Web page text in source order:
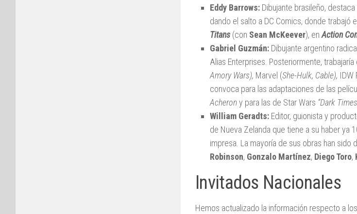
Eddy Barrows: Dibujante brasileño,
dando el salto a DC Comics, donde trabajó
Titans (con Sean McKeever), en Action
Gabriel Guzmán: Dibujante argentino
Alias Enterprises. Posteriormente, trabajaría
Amory Wars), Marvel (She-Hulk, Cable), IDW
convoca para las adaptaciones de las
Acherony para las de Star Wars “Dark
William Geradts: Editor, guionista y
de Nueva Zelanda que tiene a su haber ya
impresa. La mayoría de sus obras han
Robinson, Gonzalo Martínez, Diego Toro,
Invitados Nacionales
Hemos actualizado la información respecto a